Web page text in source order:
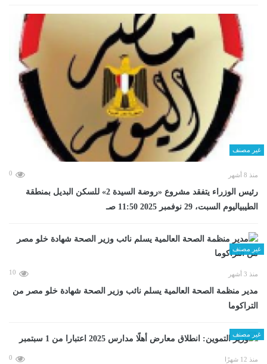
غير مصنف
منذ 8 أشهر 0
رئيس الوزراء يتفقد مشروع «روضة السيدة 2» للسكن البديل بمنطقة
الطيبياليوم السبت، 29 نوفمبر 2025 11:50 صـ
غير مصنف
منذ 3 أشهر 10
مدير منظمة الصحة العالمية يسلم نائب وزير الصحة شهادة خلو مصر من
التراكوما
غير مصنف
منذ 12 شهرًا 0